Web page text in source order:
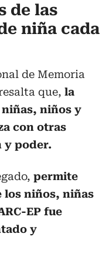
de las
niña cada
de Memoria
que, la
niños y
con otras
y poder.
permite
los niños, niñas
EP fue
y